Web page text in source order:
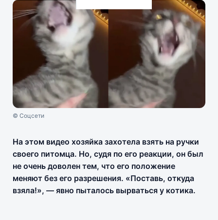
© Соцсети
На этом видео хозяйка захотела взять на ручки
своего питомца. Но, судя по его реакции, он был
не очень доволен тем, что его положение
меняют без его разрешения. «Поставь, откуда
взяла!», — явно пыталось вырваться у котика.